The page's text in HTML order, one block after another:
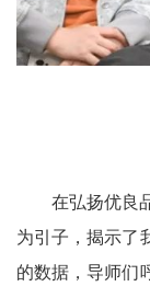
在弘扬优良
为引子，揭示了
的数据，导师们